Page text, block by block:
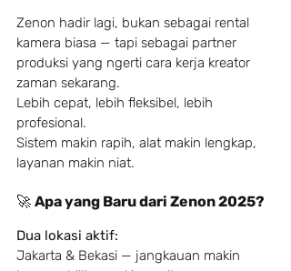
Zenon hadir lagi, bukan sebagai rental
kamera biasa — tapi sebagai partner
produksi yang ngerti cara kerja kreator
zaman sekarang.
Lebih cepat, lebih fleksibel, lebih
profesional.
Sistem makin rapih, alat makin lengkap,
layanan makin niat.
🚀 Apa yang Baru dari Zenon 2025?
Dua lokasi aktif:
Jakarta & Bekasi — jangkauan makin